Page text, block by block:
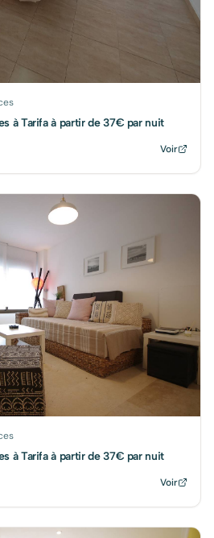
à Tarifa à partir de 37€ par nuit
Voir
à Tarifa à partir de 37€ par nuit
Voir